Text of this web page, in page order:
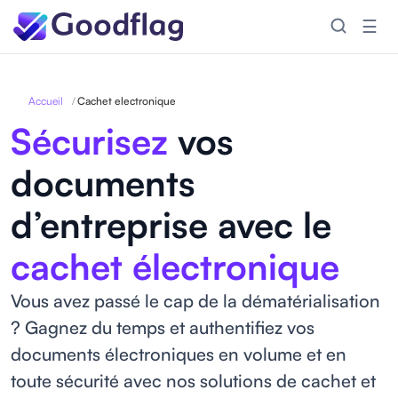
☰
Accueil /Cachet electronique
Sécurisez vos
documents
d’entreprise avec le
cachet électronique
Vous avez passé le cap de la dématérialisation
? Gagnez du temps et authentifiez vos
documents électroniques en volume et en
toute sécurité avec nos solutions de cachet et